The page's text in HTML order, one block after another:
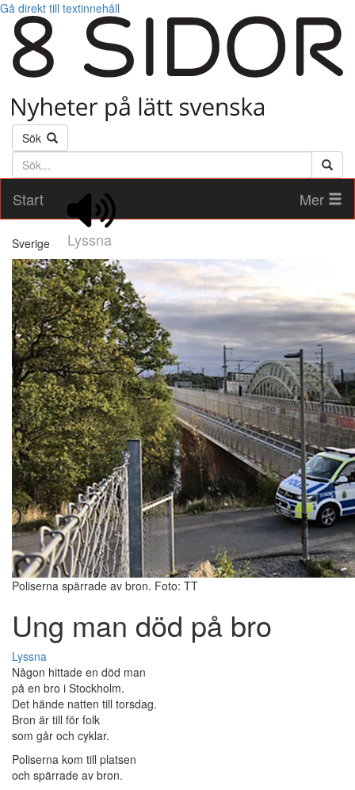
Gå direkt till textinnehåll
Sök
Söktext
Start
Lyssna
Mer
Sverige
Poliserna spärrade av bron. Foto: TT
Ung man död på bro
Lyssna
Någon hittade en död man
på en bro i Stockholm.
Det hände natten till torsdag.
Bron är till för folk
som går och cyklar.
Poliserna kom till platsen
och spärrade av bron.